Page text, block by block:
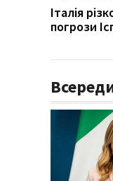
Італія
погрози